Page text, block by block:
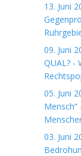
13. Juni
09. Juni
QUAL? -
05. Juni
03. Juni